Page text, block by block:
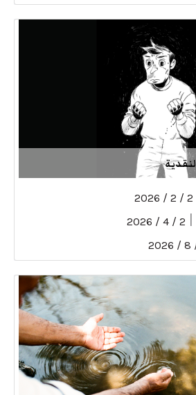
2 / 2 / 2026
2 / 4 / 2026